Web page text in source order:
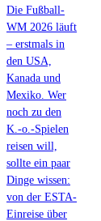
Die Fußball-
WM 2026 läuft
– erstmals in
den USA,
Kanada und
Mexiko. Wer
noch zu den
K.-o.-Spielen
reisen will,
sollte ein paar
Dinge wissen:
von der ESTA-
Einreise über